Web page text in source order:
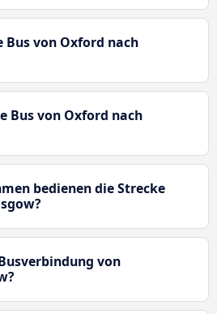
von Oxford nach
Bus von Oxford nach
bedienen die Strecke
von